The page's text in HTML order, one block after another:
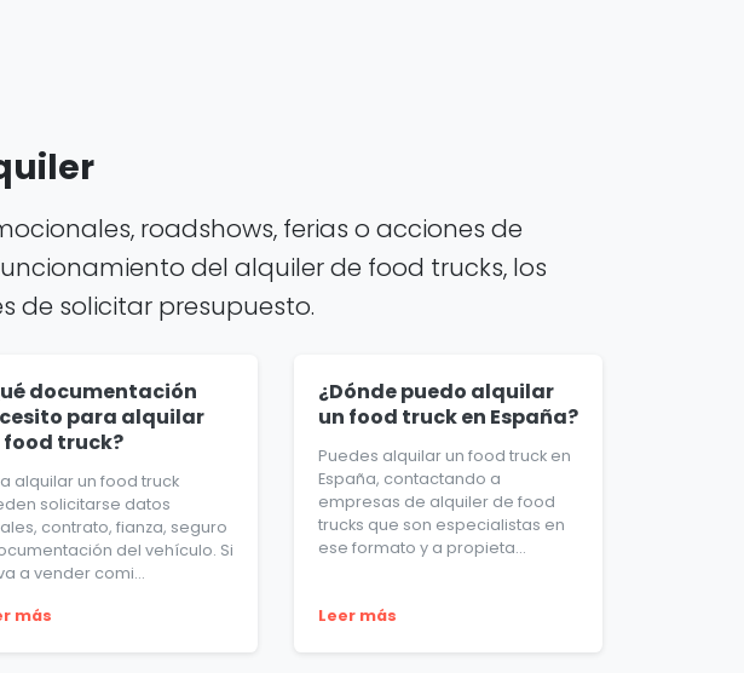
roadshows, ferias o acciones de
del alquiler de food trucks, los
de solicitar presupuesto.
documentación
para alquilar
food truck?
alquilar un food truck
solicitarse datos
contrato, fianza, seguro
del vehículo. Si
a vender comi...
más
¿Dónde puedo alquilar
un food truck en España?
Puedes alquilar un food truck en
España, contactando a
empresas de alquiler de food
trucks que son especialistas en
ese formato y a propieta...
Leer más